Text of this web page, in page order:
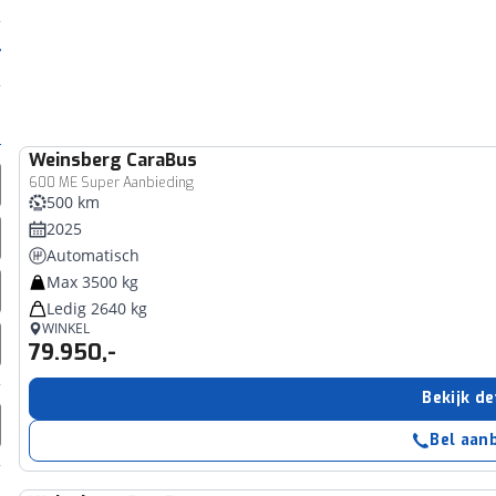
Weinsberg CaraBus
600 ME Super Aanbieding
500 km
2025
Automatisch
Max 3500 kg
Ledig 2640 kg
WINKEL
79.950,-
Bekijk
Bel